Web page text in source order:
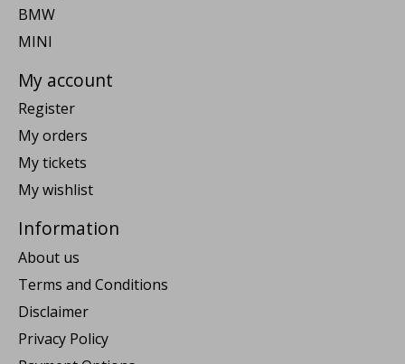
BMW
MINI
My account
Register
My orders
My tickets
My wishlist
Information
About us
Terms and Conditions
Disclaimer
Privacy Policy